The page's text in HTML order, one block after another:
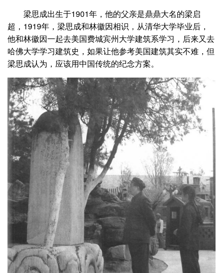
梁思成出生于1901年，他的父亲是鼎鼎大名的梁启
超，1919年，梁思成和林徽因相识，从清华大学毕业后，
他和林徽因一起去美国费城宾州大学建筑系学习，后来又去
哈佛大学学习建筑史，如果让他参考美国建筑其实不难，但
梁思成认为，应该用中国传统的纪念方案。